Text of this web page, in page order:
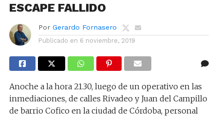
ESCAPE FALLIDO
Por Gerardo Fornasero
Publicado en 6 noviembre, 2019
Anoche a la hora 21.30, luego de un operativo en las
inmediaciones, de calles Rivadeo y Juan del Campillo
de barrio Cofico en la ciudad de Córdoba, personal